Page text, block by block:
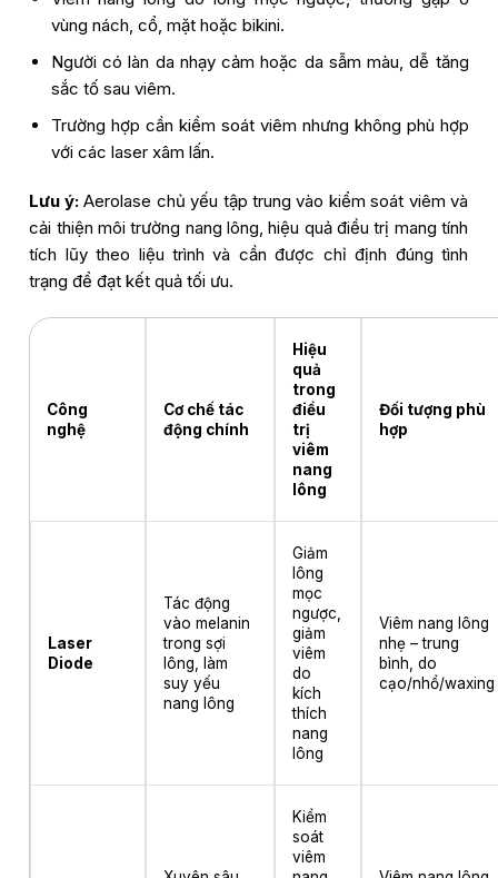
vùng nách, cổ, mặt hoặc bikini.
Người có làn da nhạy cảm hoặc da sẫm màu, dễ tăng
sắc tố sau viêm.
Trường hợp cần kiểm soát viêm nhưng không phù hợp
với các laser xâm lấn.
Lưu ý:Aerolase chủ yếu tập trung vào kiểm soát viêm và
cải thiện môi trường nang lông, hiệu quả điều trị mang tính
tích lũy theo liệu trình và cần được chỉ định đúng tình
trạng để đạt kết quả tối ưu.
Công
nghệ
Cơ chế tác
động chính
Hiệu
quả
trong
điều
trị
viêm
nang
lông
Đối tượng phù
hợp
Laser
Diode
Tác động
vào melanin
trong sợi
lông, làm
suy yếu
nang lông
Giảm
lông
mọc
ngược,
giảm
viêm
do
kích
thích
nang
lông
Viêm nang lông
nhẹ – trung
bình, do
cạo/nhổ/waxing
Kiểm
soát
viêm